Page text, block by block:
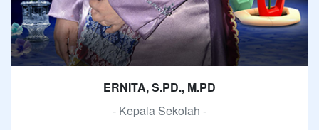
ERNITA, S.PD., M.PD
- Kepala Sekolah -